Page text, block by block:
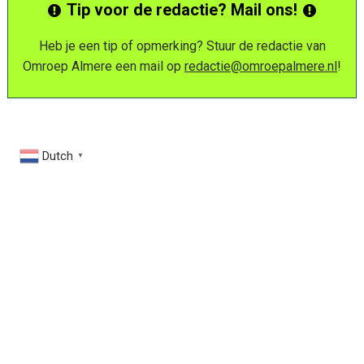
Tip voor de redactie? Mail ons!
Heb je een tip of opmerking? Stuur de redactie van
Omroep Almere een mail op redactie@omroepalmere.nl!
Dutch ▼